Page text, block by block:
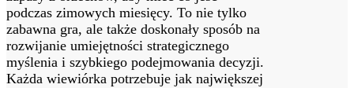
podczas zimowych miesięcy. To nie tylko
zabawna gra, ale także doskonały sposób na
rozwijanie umiejętności strategicznego
myślenia i szybkiego podejmowania decyzji.
Każda wiewiórka potrzebuje jak największej